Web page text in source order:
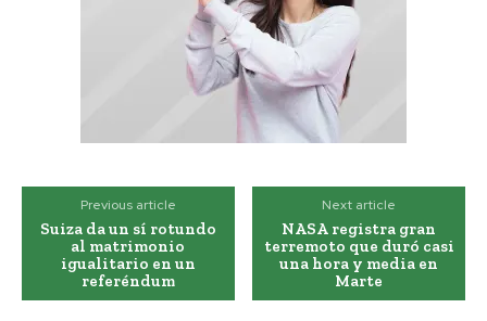
Previous article
Suiza da un sí rotundo
al matrimonio
igualitario en un
referéndum
Next article
NASA registra gran
terremoto que duró casi
una hora y media en
Marte